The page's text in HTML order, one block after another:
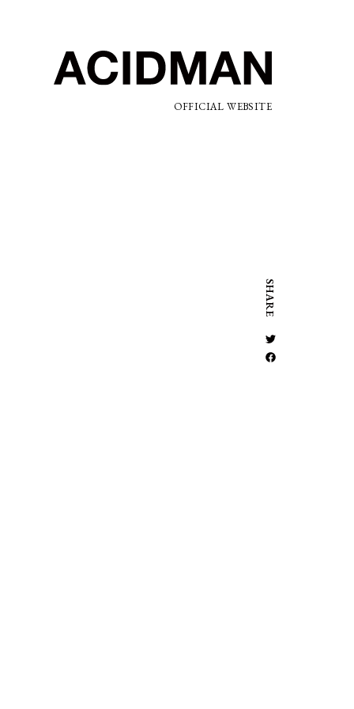
OFFICIAL WEBSITE
SHARE